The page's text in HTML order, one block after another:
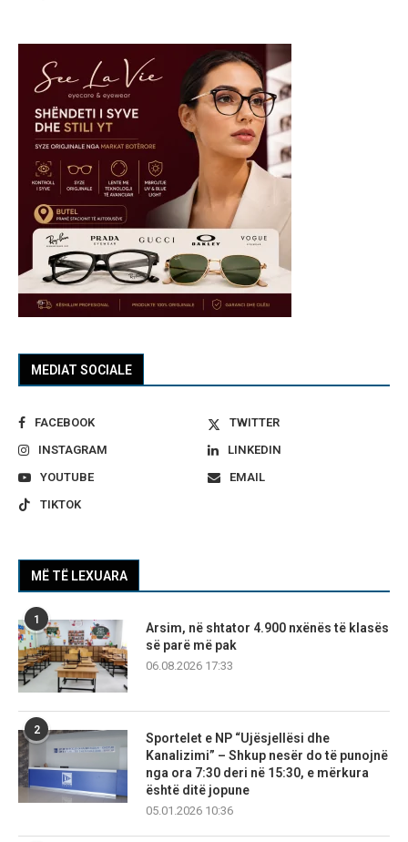
MEDIAT SOCIALE
FACEBOOK
TWITTER
INSTAGRAM
LINKEDIN
YOUTUBE
EMAIL
TIKTOK
MË TË LEXUARA
1
Arsim, në shtator 4.900 nxënës të klasës
së parë më pak
06.08.2026 17:33
2
Sportelet e NP “Ujësjellësi dhe
Kanalizimi” – Shkup nesër do të punojnë
nga ora 7:30 deri në 15:30, e mërkura
është ditë jopune
05.01.2026 10:36